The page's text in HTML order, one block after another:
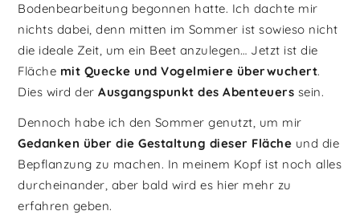
Bodenbearbeitung begonnen hatte. Ich dachte mir
nichts dabei, denn mitten im Sommer ist sowieso nicht
die ideale Zeit, um ein Beet anzulegen… Jetzt ist die
Fläche mit Quecke und Vogelmiere überwuchert.
Dies wird derAusgangspunkt des Abenteuers sein.
Dennoch habe ich den Sommer genutzt, um mir
Gedanken über die Gestaltung dieser Fläche und die
Bepflanzung zu machen. In meinem Kopf ist noch alles
durcheinander, aber bald wird es hier mehr zu
erfahren geben.